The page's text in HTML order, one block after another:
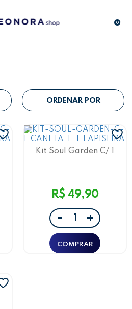
0
Kit Soul Garden C/ 1
R$ 49,90
- +